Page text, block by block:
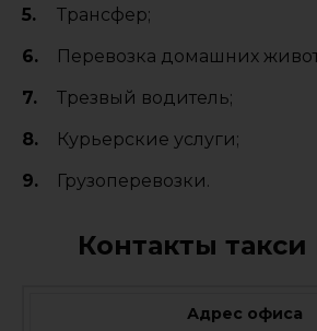
Трансфер;
Перевозка домашних
Трезвый водитель;
Курьерские услуги;
Грузоперевозки.
Контакты такси
Адрес офиса